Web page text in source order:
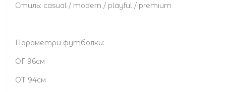
Стиль: casual / modern / playful / premium
Параметри футболки:
ОГ 96см
ОТ 94см